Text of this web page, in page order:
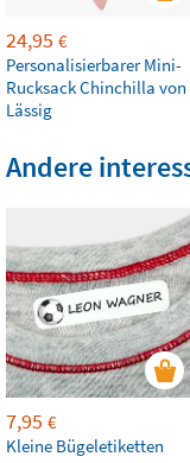
24,95 €
Personalisierbarer Mini-
Rucksack Chinchilla von
Lässig
Andere
7,95 €
Kleine Bügeletiketten